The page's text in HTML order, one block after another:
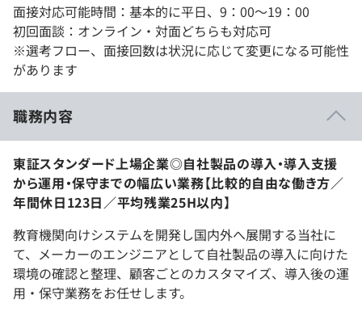
面接対応可能時間：基本的に平日、9：00～19：00
初回面談：オンライン・対面どちらも対応可
※選考フロー、面接回数は状況に応じて変更になる可能性
があります
職務内容
東証スタンダード上場企業◎自社製品の導入・導入支援
から運用・保守までの幅広い業務【比較的自由な働き方／
年間休日123日／平均残業25H以内】
教育機関向けシステムを開発し国内外へ展開する当社に
て、メーカーのエンジニアとして自社製品の導入に向けた
環境の確認と整理、顧客ごとのカスタマイズ、導入後の運
用・保守業務をお任せします。